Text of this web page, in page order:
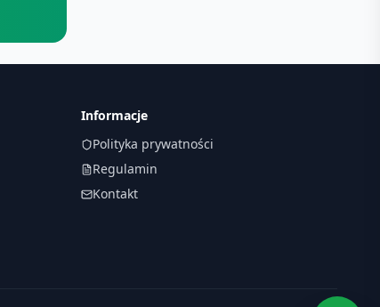
Informacje
Polityka prywatności
Regulamin
Kontakt